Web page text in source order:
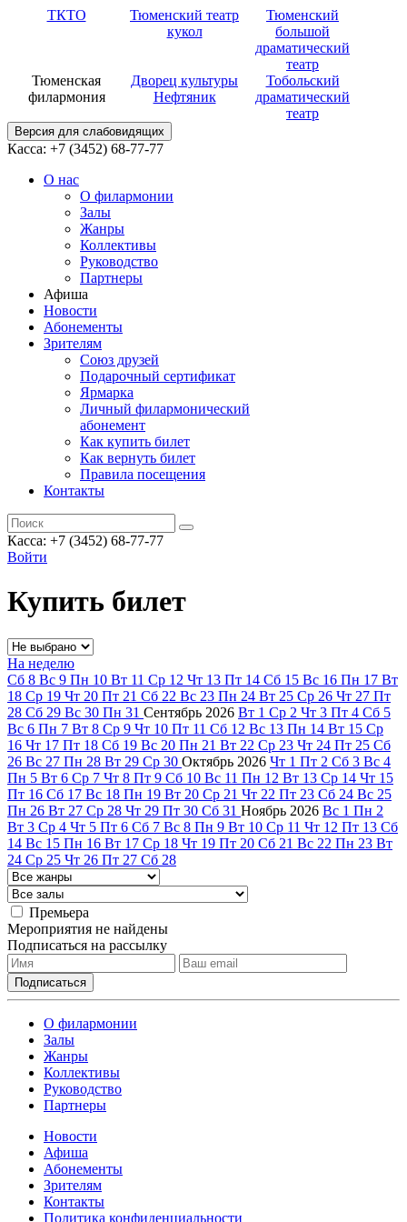
ТКТО
Тюменский театр
кукол
Тюменский
большой
драматический
театр
Тюменская
филармония
Дворец культуры
Нефтяник
Тобольский
драматический
театр
Версия для слабовидящих
Касса: +7 (3452) 68-77-77
О нас
О филармонии
Залы
Жанры
Коллективы
Руководство
Партнеры
Афиша
Новости
Абонементы
Зрителям
Союз друзей
Подарочный сертификат
Ярмарка
Личный филармонический
абонемент
Как купить билет
Как вернуть билет
Правила посещения
Контакты
Касса: +7 (3452) 68-77-77
Войти
Купить билет
На неделю
Сб 8 Вс 9 Пн 10 Вт 11 Ср 12 Чт 13 Пт 14 Сб 15 Вс 16 Пн 17 Вт
18 Ср 19 Чт 20 Пт 21 Сб 22 Вс 23 Пн 24 Вт 25 Ср 26 Чт 27 Пт
28 Сб 29 Вс 30 Пн 31 Сентябрь 2026 Вт 1 Ср 2 Чт 3 Пт 4 Сб 5
Вс 6 Пн 7 Вт 8 Ср 9 Чт 10 Пт 11 Сб 12 Вс 13 Пн 14 Вт 15 Ср
16 Чт 17 Пт 18 Сб 19 Вс 20 Пн 21 Вт 22 Ср 23 Чт 24 Пт 25 Сб
26 Вс 27 Пн 28 Вт 29 Ср 30 Октябрь 2026 Чт 1 Пт 2 Сб 3 Вс 4
Пн 5 Вт 6 Ср 7 Чт 8 Пт 9 Сб 10 Вс 11 Пн 12 Вт 13 Ср 14 Чт 15
Пт 16 Сб 17 Вс 18 Пн 19 Вт 20 Ср 21 Чт 22 Пт 23 Сб 24 Вс 25
Пн 26 Вт 27 Ср 28 Чт 29 Пт 30 Сб 31 Ноябрь 2026 Вс 1 Пн 2
Вт 3 Ср 4 Чт 5 Пт 6 Сб 7 Вс 8 Пн 9 Вт 10 Ср 11 Чт 12 Пт 13 Сб
14 Вс 15 Пн 16 Вт 17 Ср 18 Чт 19 Пт 20 Сб 21 Вс 22 Пн 23 Вт
24 Ср 25 Чт 26 Пт 27 Сб 28
Премьера
Мероприятия не найдены
Подписаться на рассылку
О филармонии
Залы
Жанры
Коллективы
Руководство
Партнеры
Новости
Афиша
Абонементы
Зрителям
Контакты
Политика конфиденциальности